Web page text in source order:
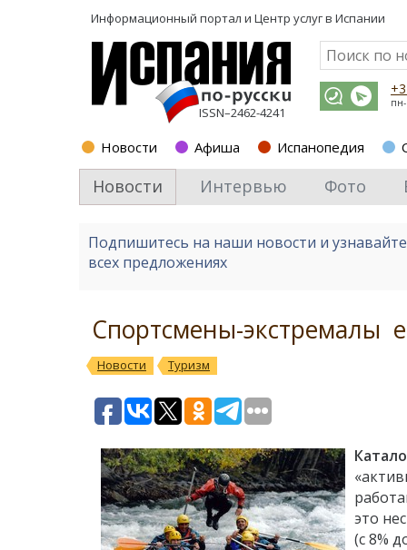
Информационный портал и Центр услуг в Испании
ISSN–2462-4241
Новости Афиша Испанопедия
Новости Интервью Фото
Подпишитесь на наши новости и
всех предложениях
Спортсмены-экстремалы
Новости Туризм
это
(с 8%